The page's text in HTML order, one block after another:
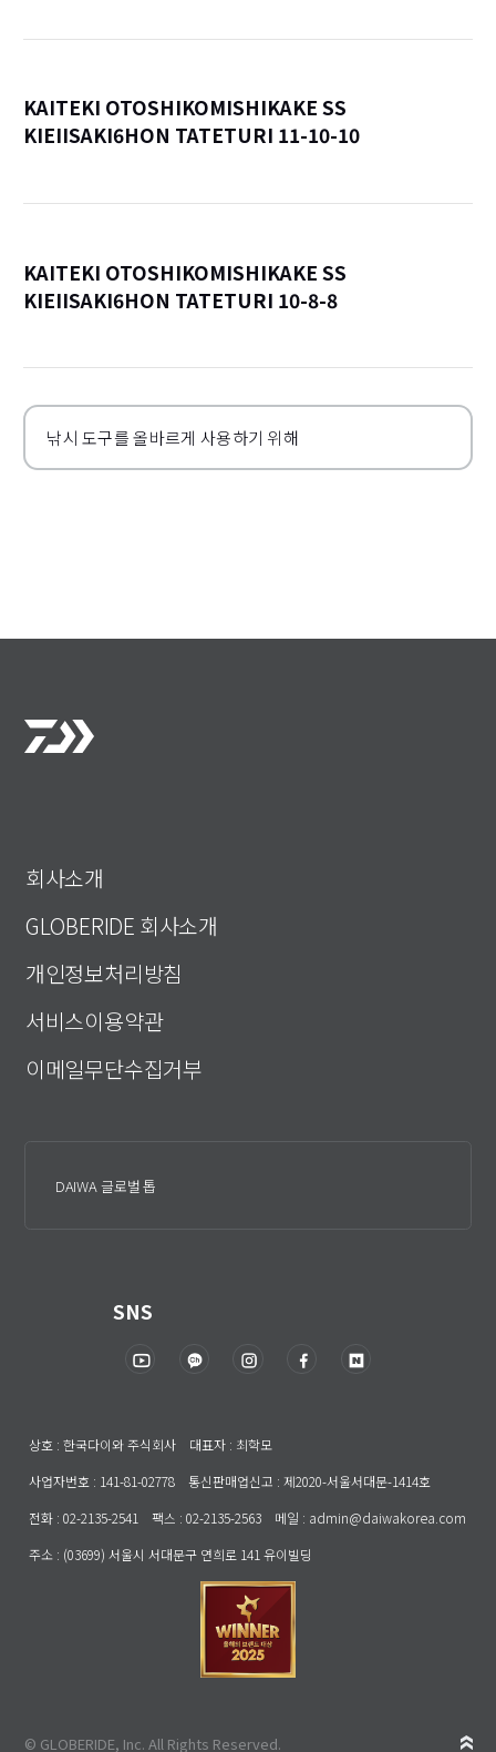
KAITEKI OTOSHIKOMISHIKAKE SS
KIEIISAKI6HON TATETURI 11-10-10
KAITEKI OTOSHIKOMISHIKAKE SS
KIEIISAKI6HON TATETURI 10-8-8
낚시 도구를 올바르게 사용하기 위해
회사소개
GLOBERIDE 회사소개
개인정보처리방침
서비스이용약관
이메일무단수집거부
DAIWA 글로벌 톱
© GLOBERIDE, Inc. All Rights Reserved.
SNS
상호 : 한국다이와 주식회사 대표자 : 최학모
사업자번호 : 141-81-02778 통신판매업신고 : 제2020-서울서대문-1414호
전화 : 02-2135-2541 팩스 : 02-2135-2563 메일 : admin@daiwakorea.com
주소 : (03699) 서울시 서대문구 연희로 141 유이빌딩